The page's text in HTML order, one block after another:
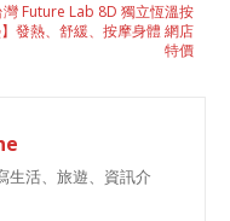
灣 Future Lab 8D 獨立恆溫按
發熱、舒緩、按摩身體 網店
特價
生活、旅遊、資訊介